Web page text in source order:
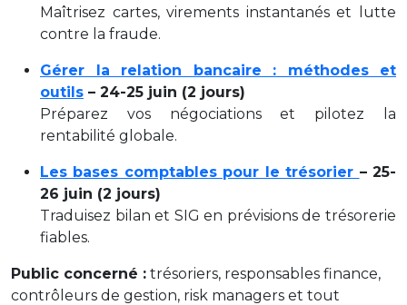
Maîtrisez cartes, virements instantanés et lutte
contre la fraude.
Gérer la relation bancaire : méthodes et
outils – 24-25 juin (2 jours)
Préparez vos négociations et pilotez la
rentabilité globale.
Les bases comptables pour le trésorier – 25-
26 juin (2 jours)
Traduisez bilan et SIG en prévisions de trésorerie
fiables.
Public concerné : trésoriers, responsables finance,
contrôleurs de gestion, risk managers et tout